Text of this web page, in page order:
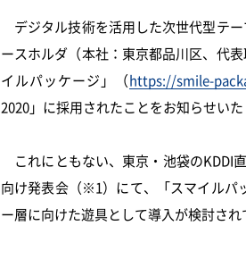
デジタル技術を活用した次世代型テ
ースホルダ（本社：東京都品川区、代
イルパッケージ」（https://smile-
2020」に採用されたことをお知らせいた
これにともない、東京・池袋のKDDI
向け発表会（※1）にて、「スマイルパ
ー層に向けた遊具として導入が検討され